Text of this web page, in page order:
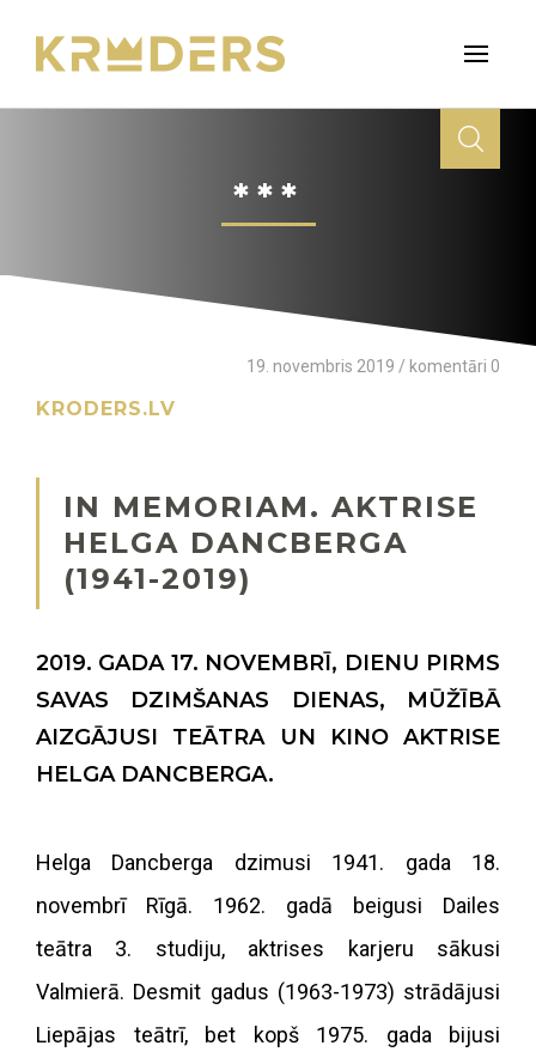
***
19. novembris 2019 / komentāri 0
KRODERS.LV
IN MEMORIAM. AKTRISE
HELGA DANCBERGA
(1941-2019)
2019. GADA 17. NOVEMBRĪ, DIENU PIRMS
SAVAS DZIMŠANAS DIENAS, MŪŽĪBĀ
AIZGĀJUSI TEĀTRA UN KINO AKTRISE
HELGA DANCBERGA.
Helga Dancberga dzimusi 1941. gada 18.
novembrī Rīgā. 1962. gadā beigusi Dailes
teātra 3. studiju, aktrises karjeru sākusi
Valmierā. Desmit gadus (1963-1973) strādājusi
Liepājas teātrī, bet kopš 1975. gada bijusi